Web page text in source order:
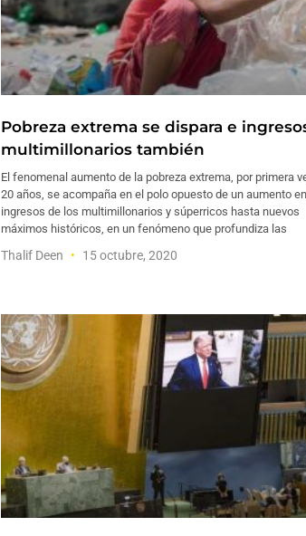
Pobreza extrema se dispara e
multimillonarios también
El fenomenal aumento de la pobreza extrema, por primera
20 años, se acompaña en el polo opuesto de un aumento
ingresos de los multimillonarios y súperricos hasta nuevos
máximos históricos, en un fenómeno que profundiza las
Thalif Deen 15 octubre, 2020